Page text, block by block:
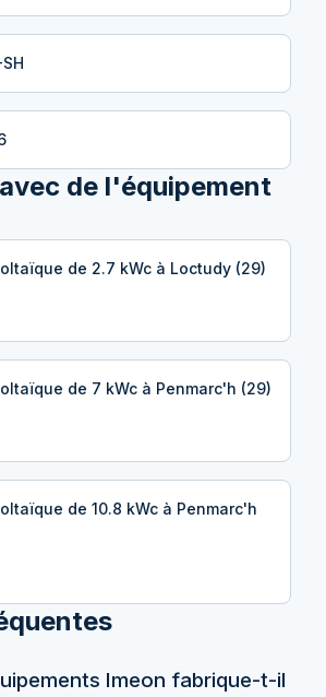
de l'équipement
de 2.7 kWc à Loctudy (29)
de 7 kWc à Penmarc'h (29)
de 10.8 kWc à Penmarc'h
Imeon fabrique-t-il